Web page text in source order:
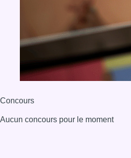
Concours
Aucun concours pour le moment